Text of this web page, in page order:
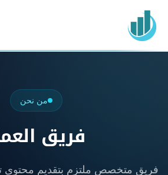
من نحن
فريق
فريق متخصص ملتزم بتقديم محتوى